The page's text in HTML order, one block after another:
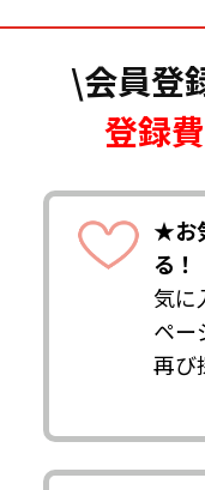
\会員登
登録
★お
る！
気に
ペー
再び